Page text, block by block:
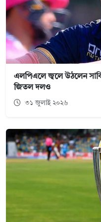
এলপিএলে জ্বলে উঠলেন
জিতল দলও
৩১ জুলাই ২০২৬